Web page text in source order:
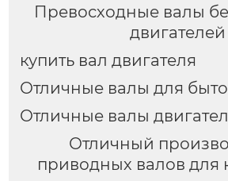
Превосходные валы
двигателей
купить вал двигателя
Отличные валы для
Отличные валы
Отличный
приводных валов для